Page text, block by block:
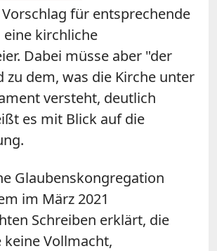
für entsprechende
eine kirchliche
Dabei müsse aber "der
zu dem, was die Kirche unter
versteht, deutlich
es mit Blick auf die
Glaubenskongregation
im März 2021
Schreiben erklärt, die
keine Vollmacht,